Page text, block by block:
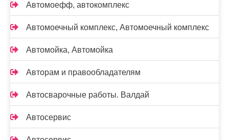
Автомоефф, автокомплекс
Автомоечный комплекс, Автомоечный комплекс
Автомойка, Автомойка
Авторам и правообладателям
Автосварочные работы. Валдай
Автосервис